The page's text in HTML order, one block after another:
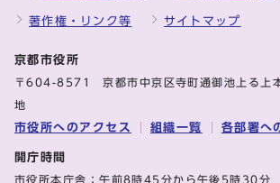
著作権・リンク等 サイトマップ
京都市役所
〒604-8571 京都市中京区寺町通御池上る上
地
市役所へのアクセス 組織一覧 各部署へ
開庁時間
市役所本庁舎：午前8時45分から午後5時30分